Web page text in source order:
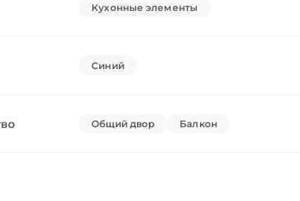
Кухонные элементы
Синий
Общий двор Балкон